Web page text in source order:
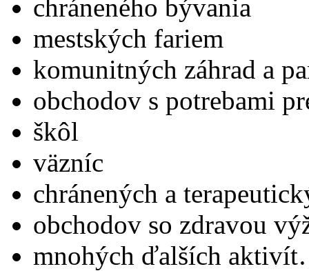
chráneného bývania
mestských fariem
komunitných záhrad a
obchodov s potrebami
škôl
väzníc
chránených a
obchodov so zdravou
mnohých ďalších